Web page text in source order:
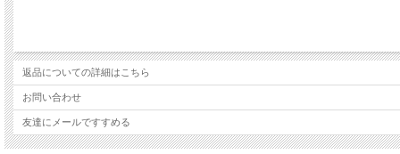
返品についての詳細はこちら
お問い合わせ
友達にメールですすめる